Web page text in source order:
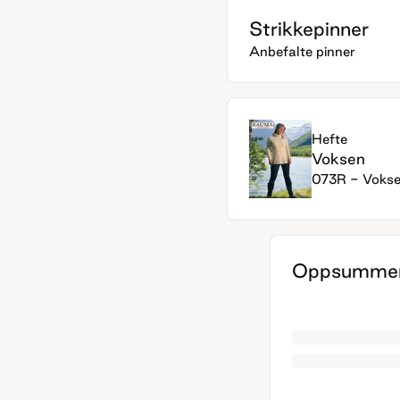
Strikkepinner
Anbefalte pinner
Hefte
Voksen
073R -